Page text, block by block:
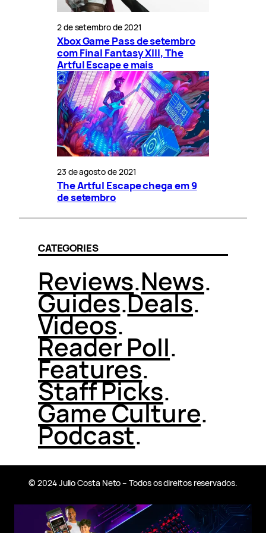
2 de setembro de 2021
Xbox Game Pass de setembro
com Final Fantasy XIII, The
Artful Escape e mais
23 de agosto de 2021
The Artful Escape chega em 9
de setembro
CATEGORIES
Reviews.News.
Guides.Deals.
Videos.
Reader Poll.
Features.
Staff Picks.
Game Culture.
Podcast.
© 2024 Julio Costa Neto – Todos os direitos reservados.